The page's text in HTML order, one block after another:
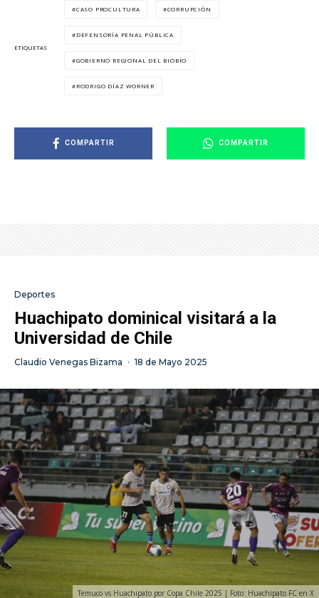
ETIQUETAS
CASO PROCULTURA CORRUPCIÓN
DEFENSORÍA PENAL PÚBLICA
GOBIERNO REGIONAL DEL BIOBÍO
RODRIGO DÍAZ WORNER
COMPARTIR COMPARTIR
Deportes
Huachipato dominical visitará a la
Universidad de Chile
Claudio Venegas Bizama · 18 de Mayo 2025
Temuco vs Huachipato por Copa Chile 2025 | Foto: Huachipato FC en X